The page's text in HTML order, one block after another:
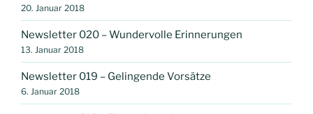
20. Januar 2018
Newsletter 020 – Wundervolle Erinnerungen
13. Januar 2018
Newsletter 019 – Gelingende Vorsätze
6. Januar 2018